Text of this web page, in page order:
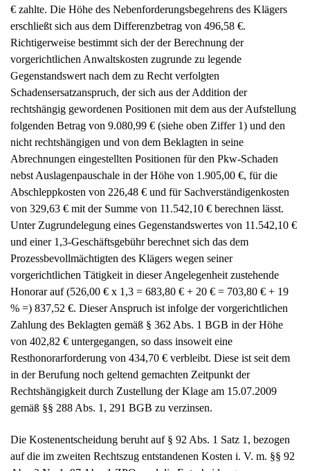
€ zahlte. Die Höhe des Nebenforderungsbegehrens des Klägers
erschließt sich aus dem Differenzbetrag von 496,58 €.
Richtigerweise bestimmt sich der der Berechnung der
vorgerichtlichen Anwaltskosten zugrunde zu legende
Gegenstandswert nach dem zu Recht verfolgten
Schadensersatzanspruch, der sich aus der Addition der
rechtshängig gewordenen Positionen mit dem aus der Aufstellung
folgenden Betrag von 9.080,99 € (siehe oben Ziffer 1) und den
nicht rechtshängigen und von dem Beklagten in seine
Abrechnungen eingestellten Positionen für den Pkw-Schaden
nebst Auslagenpauschale in der Höhe von 1.905,00 €, für die
Abschleppkosten von 226,48 € und für Sachverständigenkosten
von 329,63 € mit der Summe von 11.542,10 € berechnen lässt.
Unter Zugrundelegung eines Gegenstandswertes von 11.542,10 €
und einer 1,3-Geschäftsgebühr berechnet sich das dem
Prozessbevollmächtigten des Klägers wegen seiner
vorgerichtlichen Tätigkeit in dieser Angelegenheit zustehende
Honorar auf (526,00 € x 1,3 = 683,80 € + 20 € = 703,80 € + 19
% =) 837,52 €. Dieser Anspruch ist infolge der vorgerichtlichen
Zahlung des Beklagten gemäß § 362 Abs. 1 BGB in der Höhe
von 402,82 € untergegangen, so dass insoweit eine
Resthonorarforderung von 434,70 € verbleibt. Diese ist seit dem
in der Berufung noch geltend gemachten Zeitpunkt der
Rechtshängigkeit durch Zustellung der Klage am 15.07.2009
gemäß §§ 288 Abs. 1, 291 BGB zu verzinsen.
Die Kostenentscheidung beruht auf § 92 Abs. 1 Satz 1, bezogen
auf die im zweiten Rechtszug entstandenen Kosten i. V. m. §§ 92